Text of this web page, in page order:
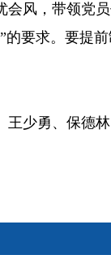
会风，带领党
的要求。要提
王少勇、保德